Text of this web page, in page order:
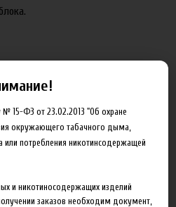
15-ФЗ от 23.02.2013 "Об охране
окружающего табачного дыма,
или потребления никотинсодержащей
и никотиносодержащих изделий
заказов необходим документ,